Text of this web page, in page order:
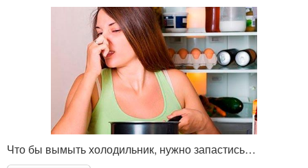
Что бы вымыть холодильник, нужно запастись…